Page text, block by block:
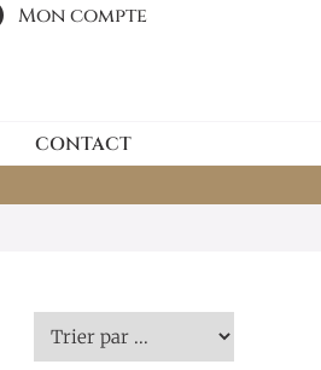
Mon compte
CONTACT